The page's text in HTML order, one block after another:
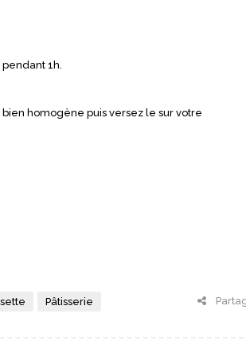
pendant 1h.
homogène puis versez le sur votre
Pâtisserie